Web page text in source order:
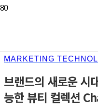
MARKETING
브랜드의 새로운 시
능한 뷰티 컬렉션